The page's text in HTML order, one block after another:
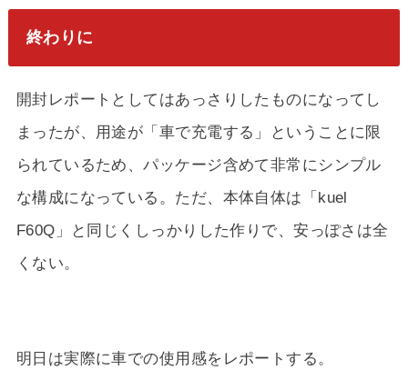
終わりに
開封レポートとしてはあっさりしたものになってし
まったが、用途が「車で充電する」ということに限
られているため、パッケージ含めて非常にシンプル
な構成になっている。ただ、本体自体は「kuel
F60Q」と同じくしっかりした作りで、安っぽさは全
くない。
明日は実際に車での使用感をレポートする。